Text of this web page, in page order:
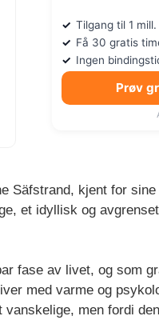
Tilgang til 1
Få 30 gratis
Ingen
Prøv
Säfstrand, kjent for
et idyllisk og
fase av livet, og som
med varme og
men fordi